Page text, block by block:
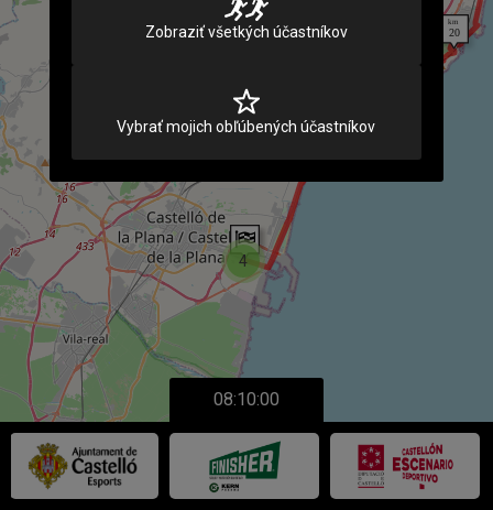
Zobraziť všetkých účastníkov
Vybrať mojich obľúbených účastníkov
4
08:10:00